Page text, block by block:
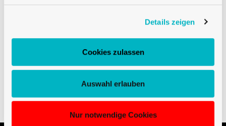
Details zeigen
Cookies zulassen
Auswahl erlauben
Nur notwendige Cookies
über das Standard-Ringmuster cetie. Diese
Originalflasche ist eine halbierte Version der klassischen